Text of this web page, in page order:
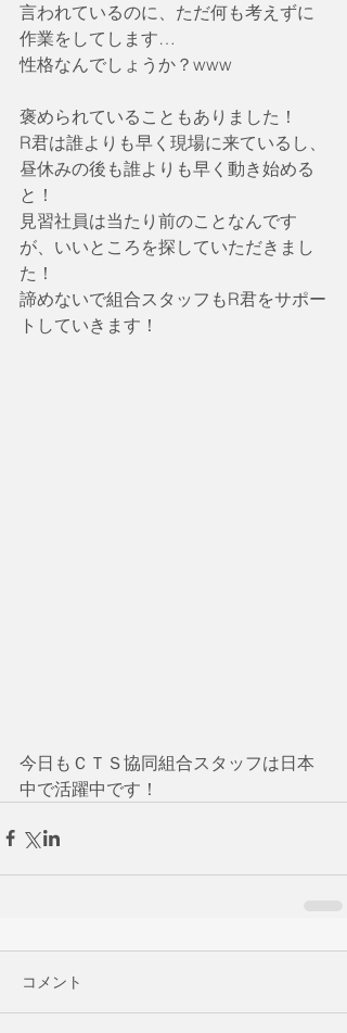
言われているのに、ただ何も考えずに
作業をしてします…
性格なんでしょうか？www
褒められていることもありました！
R君は誰よりも早く現場に来ているし、
昼休みの後も誰よりも早く動き始める
と！
見習社員は当たり前のことなんです
が、いいところを探していただきまし
た！
諦めないで組合スタッフもR君をサポー
トしていきます！
今日もＣＴＳ協同組合スタッフは日本
中で活躍中です！
コメント